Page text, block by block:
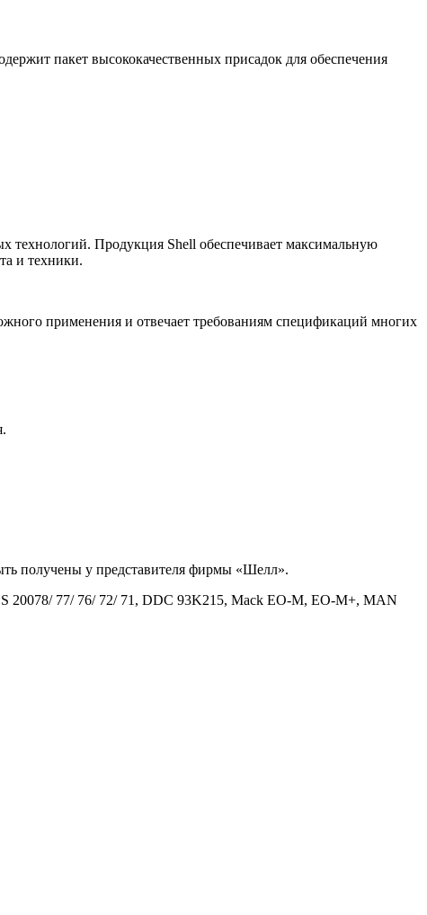
пакет высококачественных присадок для обеспечения
Продукция Shell обеспечивает максимальную
и техники.
применения и отвечает требованиям спецификаций многих
получены у представителя фирмы «Шелл».
20078/ 77/ 76/ 72/ 71, DDC 93K215, Mack EO-M, EO-M+, MAN